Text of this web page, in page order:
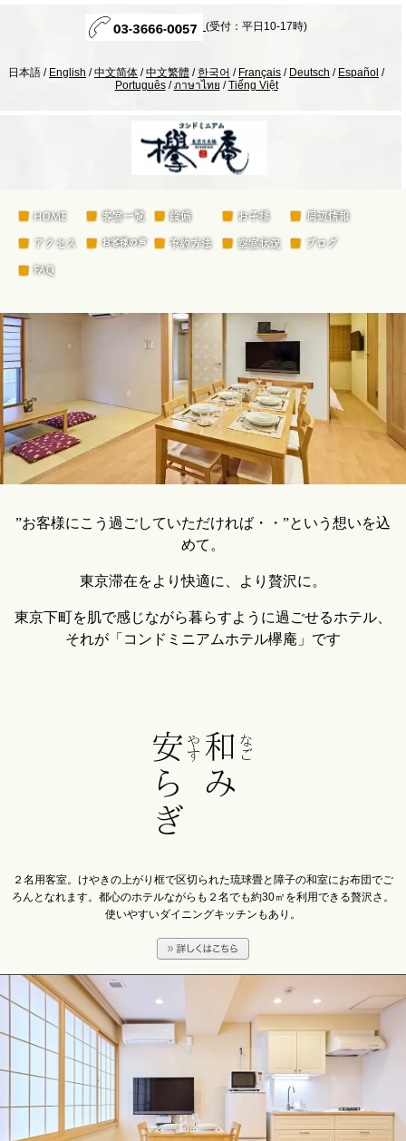
(受付：平日10-17時)
日本語 / English /中文简体 /中文繁體 / 한국어 / Français / Deutsch / Español /
Português/ภาษาไทย /Tiếng Việt
”お客様にこう過ごしていただければ・・”という想いを込
めて。
東京滞在をより快適に、より贅沢に。
東京下町を肌で感じながら暮らすように過ごせるホテル、
それが「コンドミニアムホテル欅庵」です
２名用客室。けやきの上がり框で区切られた琉球畳と障子の和室にお布団でご
ろんとなれます。都心のホテルながらも２名でも約30㎡を利用できる贅沢さ。
使いやすいダイニングキッチンもあり。